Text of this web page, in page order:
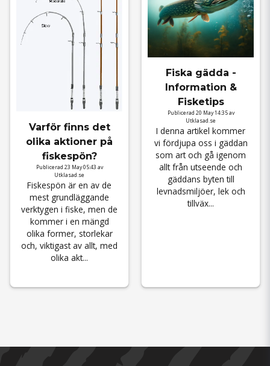
Varför finns det
olika aktioner på
fiskespön?
Publicerad 23 May 05:43 av
Utklasad.se
Fiskespön är en av de
mest grundläggande
verktygen i fiske, men de
kommer i en mängd
olika former, storlekar
och, viktigast av allt, med
olika akt...
Fiska gädda -
Information &
Fisketips
Publicerad 20 May 14:35 av
Utklasad.se
I denna artikel kommer
vi fördjupa oss i gäddan
som art och gå igenom
allt från utseende och
gäddans byten till
levnadsmiljöer, lek och
tillväx...